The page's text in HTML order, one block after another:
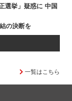
選挙」疑惑に 中国
の決断を
一覧はこちら